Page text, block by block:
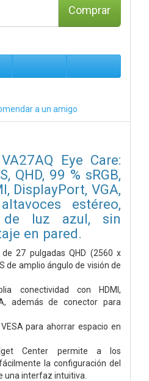
Comprar
a un amigo
Eye Care:
QHD, 99 % sRGB,
DisplayPort, VGA,
estéreo,
de luz azul, sin
en pared.
27 pulgadas QHD (2560 x
de amplio ángulo de visión de
conectividad con HDMI,
además de conector para
para ahorrar espacio en
Center permite a los
la configuración del
una interfaz intuitiva.